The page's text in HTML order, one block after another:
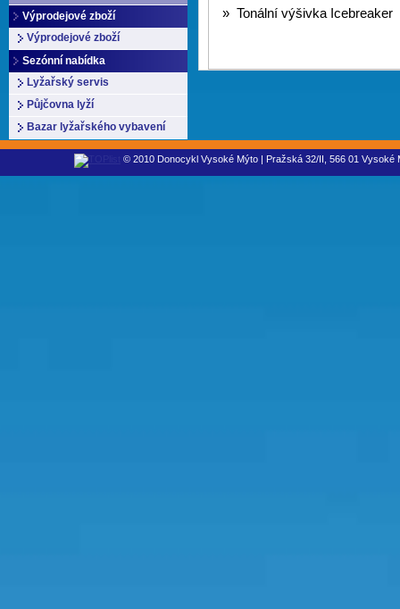
Výprodejové zboží
Výprodejové zboží
Sezónní nabídka
Lyžařský servis
Půjčovna lyží
Bazar lyžařského vybavení
» Tonální výšivka Icebreaker
© 2010 Donocykl Vysoké Mýto | Pražská 32/II, 566 01 Vysoké